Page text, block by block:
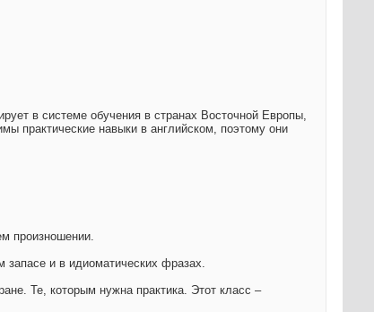
в системе обучения в странах Восточной Европы,
практические навыки в английском, поэтому они
произношении.
и в идиоматических фразах.
Те, которым нужна практика. Этот класс –